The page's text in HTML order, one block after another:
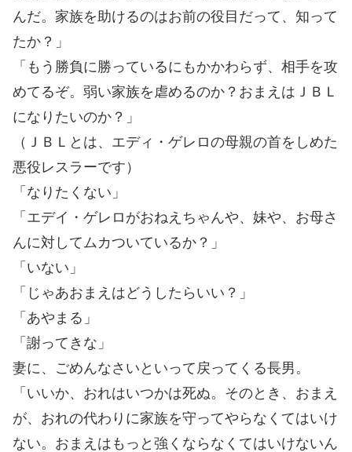
んだ。家族を助けるのはお前の役目だって、知って
たか？」
「もう勝負に勝っているにもかかわらず、相手を攻
めてるぞ。弱い家族を虐めるのか？おまえはＪＢＬ
になりたいのか？」
（ＪＢＬとは、エディ・ゲレロの母親の首をしめた
悪役レスラーです）
「なりたくない」
「エデイ・ゲレロがおねえちゃんや、妹や、お母さ
んに対してムカついているか？」
「いない」
「じゃあおまえはどうしたらいい？」
「あやまる」
「謝ってきな」
妻に、ごめんなさいといって戻ってくる長男。
「いいか、おれはいつかは死ぬ。そのとき、おまえ
が、おれの代わりに家族を守ってやらなくてはいけ
ない。おまえはもっと強くならなくてはいけないん